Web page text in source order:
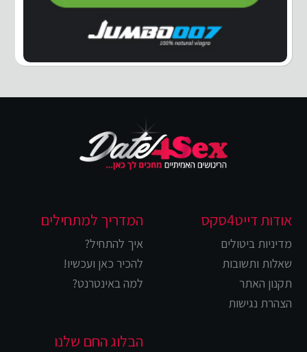
אודות דייט4סקס
מדיניות ביטולים
שאלות ותשובות
תקנון האתר
הצהרת נגישות
המדריך למתחילים
איך להתחיל?
להכיר כאן ועכשיו!
למה באינטרנט?
הבלוג החם שלנו